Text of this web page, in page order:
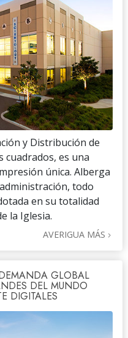
y Distribución de
cuadrados, es una
única. Alberga
todo
en su totalidad
la Iglesia.
AVERIGUA MÁS
GLOBAL
DEL MUNDO
DIGITALES